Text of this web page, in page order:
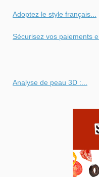
Adoptez le style français...
Sécurisez vos paiements
Analyse de peau 3D :...